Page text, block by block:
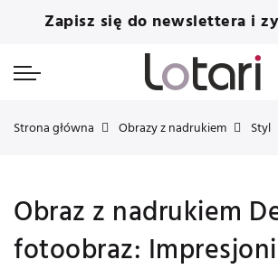
Zapisz się do newslettera i
Strona główna Obrazy z nadrukiem Styl
Obraz z nadrukiem
fotoobraz: